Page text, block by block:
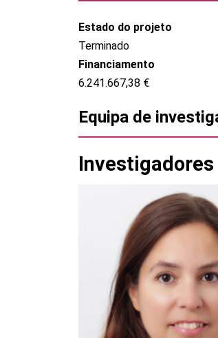
Estado do projeto
Terminado
Financiamento
6.241.667,38 €
Equipa de